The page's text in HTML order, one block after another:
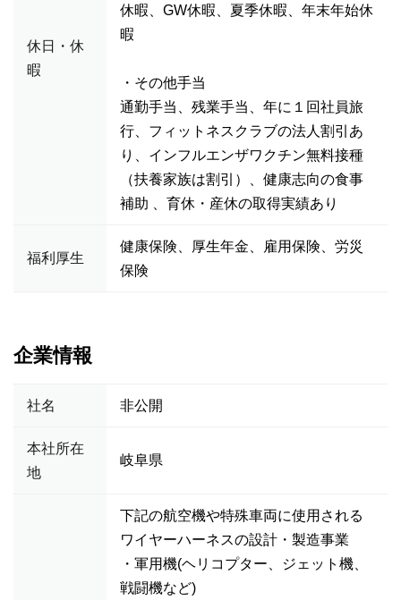
休日・休
暇
休暇、GW休暇、夏季休暇、年末年始休
暇
・その他手当
通勤手当、残業手当、年に１回社員旅
行、フィットネスクラブの法人割引あ
り、インフルエンザワクチン無料接種
（扶養家族は割引）、健康志向の食事
補助 、育休・産休の取得実績あり
福利厚生
健康保険、厚生年金、雇用保険、労災
保険
企業情報
社名 非公開
本社所在
地
岐阜県
下記の航空機や特殊車両に使用される
ワイヤーハーネスの設計・製造事業
・軍用機(ヘリコプター、ジェット機、
戦闘機など)